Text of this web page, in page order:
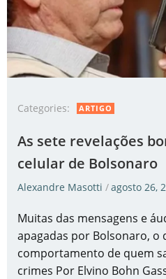
Categories: ARTIGO
As sete revelações
celular de Bolsonaro
Alexandre Masotti /agosto 26,
Muitas das mensagens e
apagadas por Bolsonaro, o
comportamento de quem
crimes Por Elvino Bohn